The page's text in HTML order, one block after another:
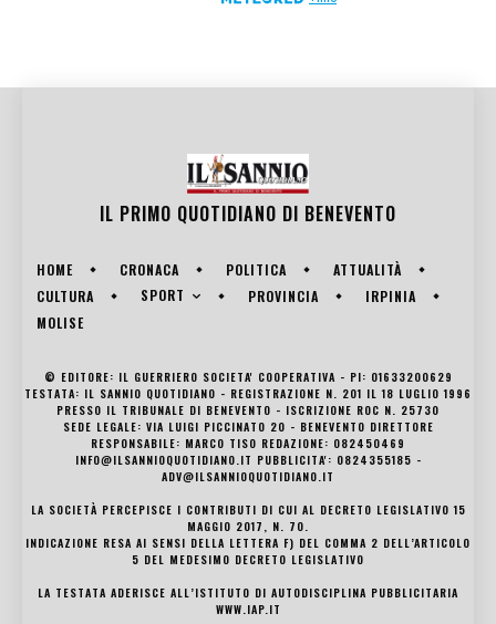
IL PRIMO QUOTIDIANO DI BENEVENTO
HOME CRONACA POLITICA
ATTUALITÀ
CULTURA
SPORT PROVINCIA
IRPINIA
MOLISE
© EDITORE: IL GUERRIERO SOCIETA' COOPERATIVA - PI: 01633200629
TESTATA: IL SANNIO QUOTIDIANO - REGISTRAZIONE N. 201 IL 18 LUGLIO 1996
PRESSO IL TRIBUNALE DI BENEVENTO - ISCRIZIONE ROC N. 25730
SEDE LEGALE: VIA LUIGI PICCINATO 20 - BENEVENTO DIRETTORE
RESPONSABILE: MARCO TISO REDAZIONE: 082450469
INFO@ILSANNIOQUOTIDIANO.IT PUBBLICITA': 0824355185 -
ADV@ILSANNIOQUOTIDIANO.IT
LA SOCIETÀ PERCEPISCE I CONTRIBUTI DI CUI AL DECRETO LEGISLATIVO 15
MAGGIO 2017, N. 70.
INDICAZIONE RESA AI SENSI DELLA LETTERA F) DEL COMMA 2 DELL’ARTICOLO
5 DEL MEDESIMO DECRETO LEGISLATIVO
LA TESTATA ADERISCE ALL’ISTITUTO DI AUTODISCIPLINA PUBBLICITARIA
WWW.IAP.IT